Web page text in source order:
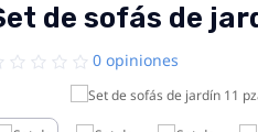
de sofás de
0 opiniones